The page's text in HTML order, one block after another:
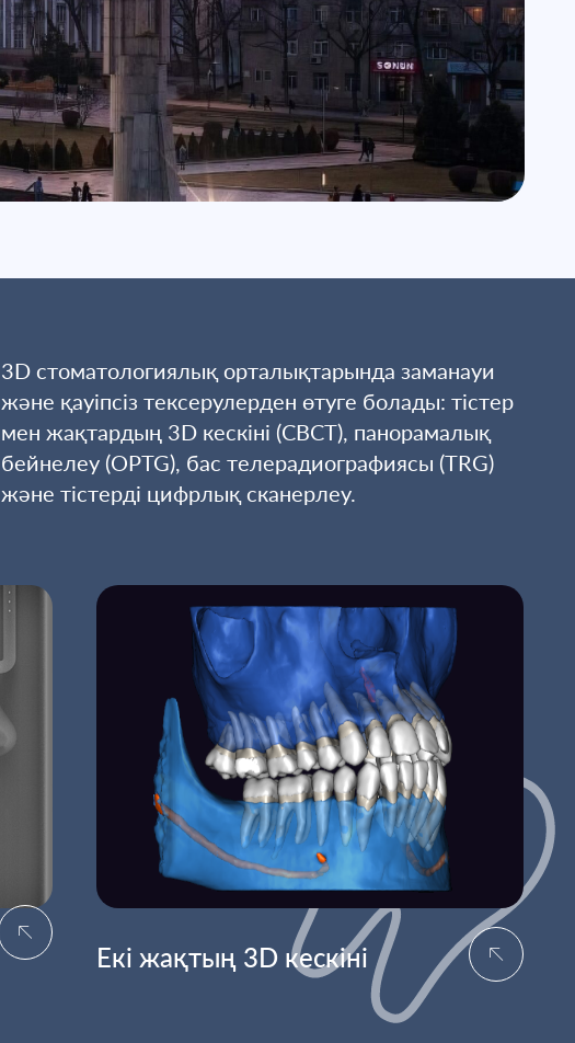
3D стоматологиялық орталықтарында заманауи
және қауіпсіз тексерулерден өтуге болады: тістер
мен жақтардың 3D кескіні (CBCT), панорамалық
бейнелеу (OPTG), бас телерадиографиясы (TRG)
және тістерді цифрлық сканерлеу.
Екі жақтың 3D кескіні